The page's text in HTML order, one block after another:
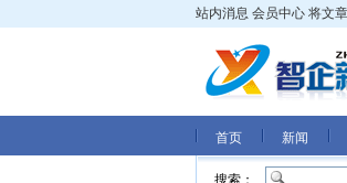
站内消息 会员中心 将文
首页 新闻
搜索：